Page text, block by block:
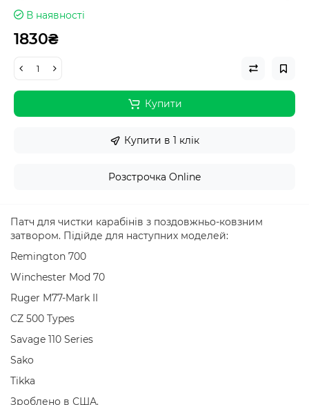
В наявності
1830₴
Купити
Купити в 1 клік
Розстрочка Online
Патч для чистки карабінів з поздовжньо-ковзним
затвором. Підійде для наступних моделей:
Remington 700
Winchester Mod 70
Ruger M77-Mark II
CZ 500 Types
Savage 110 Series
Sako
Tikkа
Зроблено в США.